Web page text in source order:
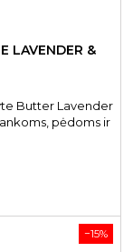
LAVENDER &
Butter Lavender
pėdoms ir
−15%